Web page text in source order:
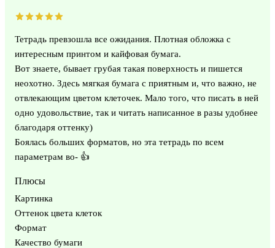
Тетрадь превзошла все ожидания. Плотная обложка с
интересным принтом и кайфовая бумага.
Вот знаете, бывает грубая такая поверхность и пишется
неохотно. Здесь мягкая бумага с приятным и, что важно, не
отвлекающим цветом клеточек. Мало того, что писать в ней
одно удовольствие, так и читать написанное в разы удобнее
благодаря оттенку)
Боялась больших форматов, но эта тетрадь по всем
параметрам во- 👍
Плюсы
Картинка
Оттенок цвета клеток
Формат
Качество бумаги